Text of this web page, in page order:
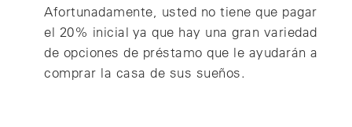
Afortunadamente, usted no tiene que pagar
el 20% inicial ya que hay una gran variedad
de opciones de préstamo que le ayudarán a
comprar la casa de sus sueños.